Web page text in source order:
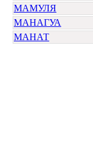
МАМУЛЯ
МАНАГУА
МАНАТ